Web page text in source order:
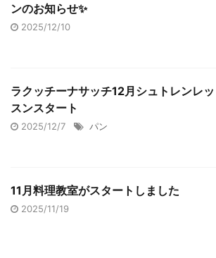
ンのお知らせ✨
2025/12/10
ラクッチーナサッチ12月シュトレンレッ
スンスタート
2025/12/7 パン
11月料理教室がスタートしました
2025/11/19